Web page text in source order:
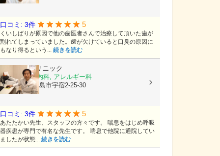
口コミ: 3件 5
くいしばりが原因で他の歯医者さんで治療して頂いた歯が
割れてしまっていました。歯が欠けていると口臭の原因に
もなり得るという... 続きを読む
栃木隆男クリニック
内科, 呼吸器内科, アレルギー科
鹿児島県鹿児島市宇宿2-25-30
口コミ: 3件 5
あたたかい先生、スタッフの方々です。 喘息をはじめ呼吸
器疾患が専門で有名な先生です。 喘息で他院に通院してい
ましたが状態... 続きを読む